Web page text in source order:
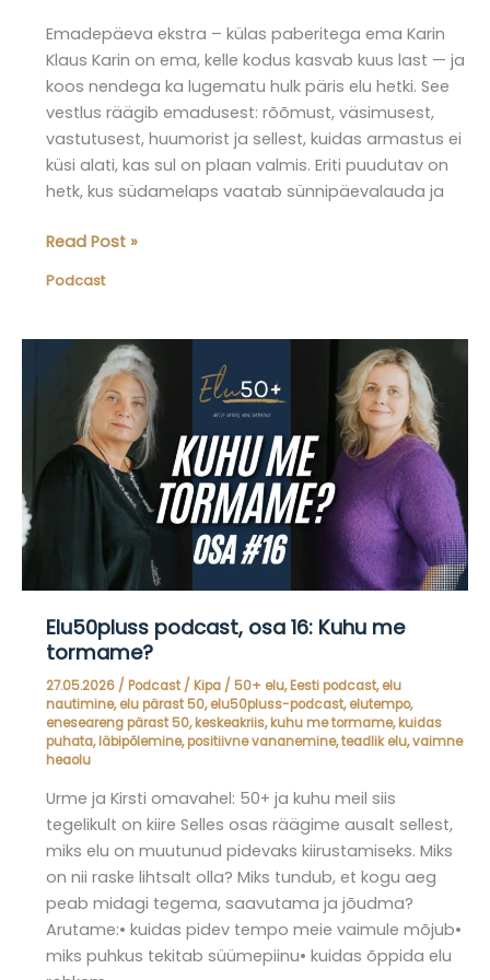
Emadepäeva ekstra – külas paberitega ema Karin
Klaus Karin on ema, kelle kodus kasvab kuus last — ja
koos nendega ka lugematu hulk päris elu hetki. See
vestlus räägib emadusest: rõõmust, väsimusest,
vastutusest, huumorist ja sellest, kuidas armastus ei
küsi alati, kas sul on plaan valmis. Eriti puudutav on
hetk, kus südamelaps vaatab sünnipäevalauda ja
Elu50pluss
osa
Külas
Klaus
Read Post »
Podcast
Elu50pluss podcast, osa 16: Kuhu me
tormame?
27.05.2026 / Podcast/ Kipa / 50+ elu,Eesti podcast,elu
nautimine,elu pärast 50,elu50pluss-podcast,elutempo,
eneseareng pärast 50,keskeakriis,kuhu me tormame,kuidas
puhata,läbipõlemine,positiivne vananemine,teadlik elu,vaimne
heaolu
Urme ja Kirsti omavahel: 50+ ja kuhu meil siis
tegelikult on kiire Selles osas räägime ausalt sellest,
miks elu on muutunud pidevaks kiirustamiseks. Miks
on nii raske lihtsalt olla? Miks tundub, et kogu aeg
peab midagi tegema, saavutama ja jõudma?
Arutame:• kuidas pidev tempo meie vaimule mõjub•
miks puhkus tekitab süümepiinu• kuidas õppida elu